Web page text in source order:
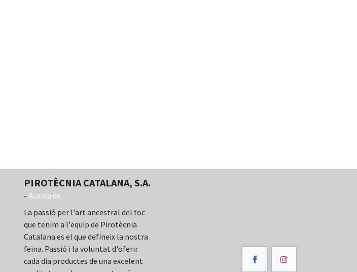
PIROTÈCNIA CATALANA, S.A.
- Acerca de
La passió per l'art ancestral del foc
que tenim a l'equip de Pirotècnia
Catalana es el que defineix la nostra
feina. Passió i la voluntat d'oferir
cada dia productes de una excelent